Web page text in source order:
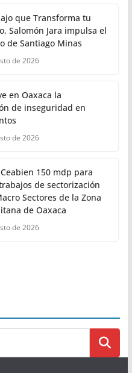
que Transforma tu
Salomón Jara impulsa el
de Santiago Minas
de 2026
en Oaxaca la
de inseguridad en
de 2026
150 mdp para
de sectorización
Sectores de la Zona
de Oaxaca
de 2026